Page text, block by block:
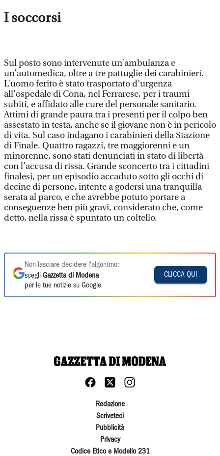
I soccorsi
Sul posto sono intervenute un’ambulanza e
un’automedica, oltre a tre pattuglie dei carabinieri.
L’uomo ferito è stato trasportato d’urgenza
all'ospedale di Cona, nel Ferrarese, per i traumi
subiti, e affidato alle cure del personale sanitario.
Attimi di grande paura tra i presenti per il colpo ben
assestato in testa, anche se il giovane non è in pericolo
di vita. Sul caso indagano i carabinieri della Stazione
di Finale. Quattro ragazzi, tre maggiorenni e un
minorenne, sono stati denunciati in stato di libertà
con l’accusa di rissa. Grande sconcerto tra i cittadini
finalesi, per un episodio accaduto sotto gli occhi di
decine di persone, intente a godersi una tranquilla
serata al parco, e che avrebbe potuto portare a
conseguenze ben più gravi, considerato che, come
detto, nella rissa è spuntato un coltello.
Non lasciare decidere l'algoritmo:
scegli Gazzetta di Modena
per le tue notizie su Google
CLICCA QUI
Redazione
Scriveteci
Pubblicità
Privacy
Codice Etico e Modello 231